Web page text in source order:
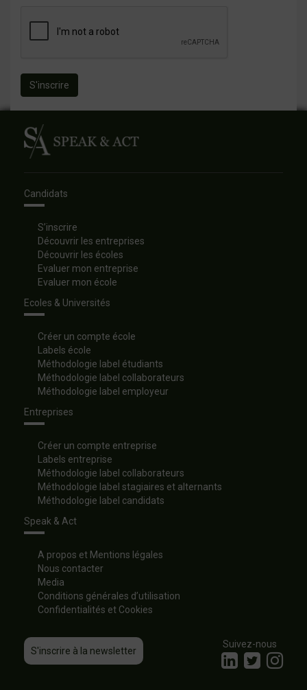
S'inscrire
Candidats
S’inscrire
Découvrir les entreprises
Découvrir les écoles
Evaluer mon entreprise
Evaluer mon école
Ecoles & Universités
Créer un compte école
Labels école
Méthodologie label étudiants
Méthodologie label collaborateurs
Méthodologie label employeur
Entreprises
Créer un compte entreprise
Labels entreprise
Méthodologie label collaborateurs
Méthodologie label stagiaires et alternants
Méthodologie label candidats
Speak & Act
A propos et Mentions légales
Nous contacter
Media
Conditions générales d’utilisation
Confidentialités et Cookies
S'inscrire à la newsletter
Suivez-nous